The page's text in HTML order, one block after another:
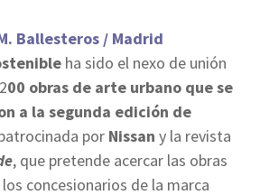
Ballesteros / Madrid
ha sido el nexo de unión
00 obras de arte urbano que se
a la segunda edición de
por Nissan y la revista
, que pretende acercar las obras
concesionarios de la marca